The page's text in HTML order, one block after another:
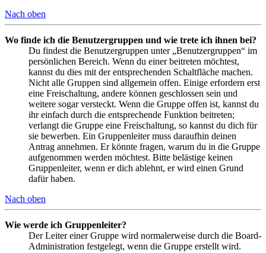
Nach oben
Wo finde ich die Benutzergruppen und wie trete ich ihnen bei?
Du findest die Benutzergruppen unter „Benutzergruppen“ im
persönlichen Bereich. Wenn du einer beitreten möchtest,
kannst du dies mit der entsprechenden Schaltfläche machen.
Nicht alle Gruppen sind allgemein offen. Einige erfordern erst
eine Freischaltung, andere können geschlossen sein und
weitere sogar versteckt. Wenn die Gruppe offen ist, kannst du
ihr einfach durch die entsprechende Funktion beitreten;
verlangt die Gruppe eine Freischaltung, so kannst du dich für
sie bewerben. Ein Gruppenleiter muss daraufhin deinen
Antrag annehmen. Er könnte fragen, warum du in die Gruppe
aufgenommen werden möchtest. Bitte belästige keinen
Gruppenleiter, wenn er dich ablehnt, er wird einen Grund
dafür haben.
Nach oben
Wie werde ich Gruppenleiter?
Der Leiter einer Gruppe wird normalerweise durch die Board-
Administration festgelegt, wenn die Gruppe erstellt wird.